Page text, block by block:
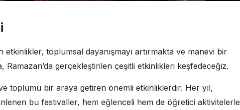
etkinlikler, toplumsal dayanışmayı artırmakta ve manevi bir
Ramazan’da gerçekleştirilen çeşitli etkinlikleri keşfedeceğiz.
toplumu bir araya getiren önemli etkinliklerdir. Her yıl,
bu festivaller, hem eğlenceli hem de öğretici aktivitelerle